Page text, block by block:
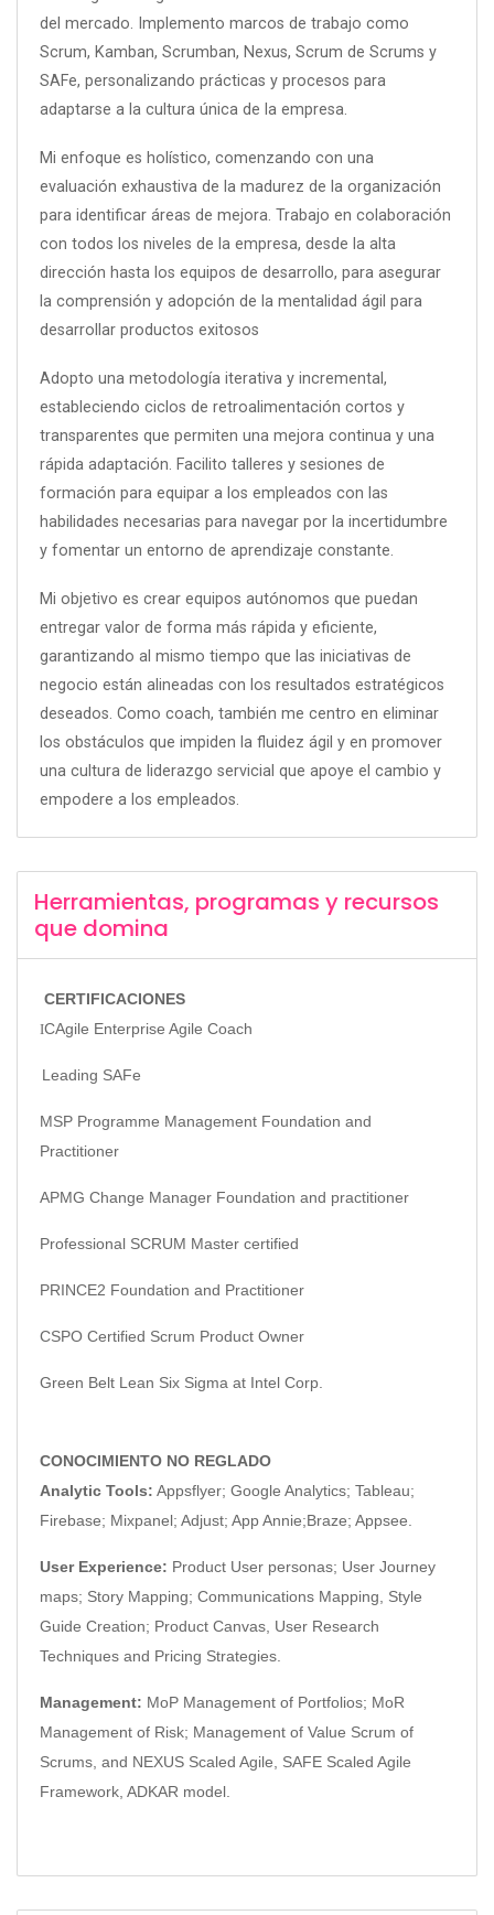
del mercado. Implemento marcos de trabajo como
Scrum, Kamban, Scrumban, Nexus, Scrum de Scrums y
SAFe, personalizando prácticas y procesos para
adaptarse a la cultura única de la empresa.
Mi enfoque es holístico, comenzando con una
evaluación exhaustiva de la madurez de la organización
para identificar áreas de mejora. Trabajo en colaboración
con todos los niveles de la empresa, desde la alta
dirección hasta los equipos de desarrollo, para asegurar
la comprensión y adopción de la mentalidad ágil para
desarrollar productos exitosos
Adopto una metodología iterativa y incremental,
estableciendo ciclos de retroalimentación cortos y
transparentes que permiten una mejora continua y una
rápida adaptación. Facilito talleres y sesiones de
formación para equipar a los empleados con las
habilidades necesarias para navegar por la incertidumbre
y fomentar un entorno de aprendizaje constante.
Mi objetivo es crear equipos autónomos que puedan
entregar valor de forma más rápida y eficiente,
garantizando al mismo tiempo que las iniciativas de
negocio están alineadas con los resultados estratégicos
deseados. Como coach, también me centro en eliminar
los obstáculos que impiden la fluidez ágil y en promover
una cultura de liderazgo servicial que apoye el cambio y
empodere a los empleados.
Herramientas, programas y recursos
que domina
CERTIFICACIONES
ICAgile Enterprise Agile Coach
Leading SAFe
MSP Programme Management Foundation and
Practitioner
APMG Change Manager Foundation and practitioner
Professional SCRUM Master certified
PRINCE2 Foundation and Practitioner
CSPO Certified Scrum Product Owner
Green Belt Lean Six Sigma at Intel Corp.
CONOCIMIENTO NO REGLADO
Analytic Tools: Appsflyer; Google Analytics; Tableau;
Firebase; Mixpanel; Adjust; App Annie;Braze; Appsee.
User Experience: Product User personas; User Journey
maps; Story Mapping; Communications Mapping, Style
Guide Creation; Product Canvas, User Research
Techniques and Pricing Strategies.
Management: MoP Management of Portfolios; MoR
Management of Risk; Management of Value Scrum of
Scrums, and NEXUS Scaled Agile, SAFE Scaled Agile
Framework, ADKAR model.